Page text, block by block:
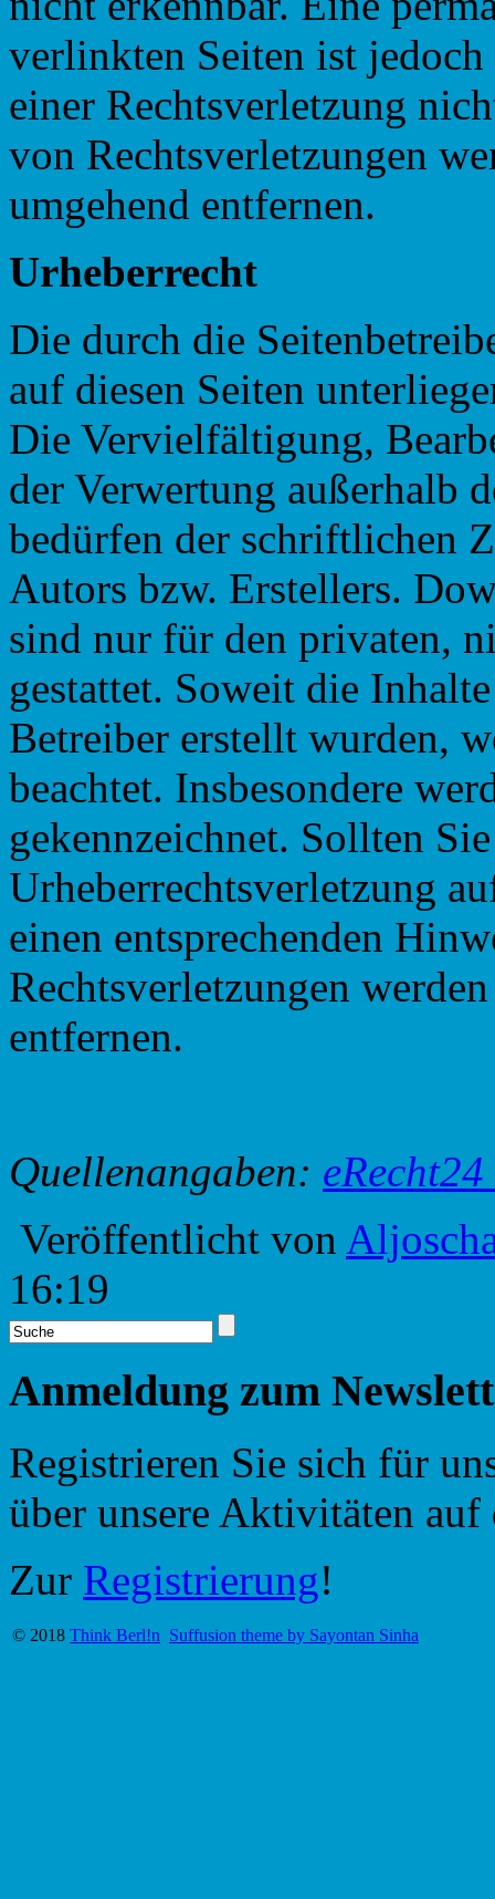
verlinkten Seiten ist
einer Rechtsverletzung
von Rechtsverletzungen
umgehend entfernen.
Urheberrecht
Die durch die
auf diesen Seiten
Die Vervielfältigung,
der Verwertung außerhalb
bedürfen der schriftlichen
Autors bzw. Erstellers.
sind nur für den privaten,
gestattet. Soweit die
Betreiber erstellt wurden,
beachtet. Insbesondere
gekennzeichnet. Sollten
Urheberrechtsverletzung
einen entsprechenden
Rechtsverletzungen
entfernen.
Quellenangaben:
Veröffentlicht von
16:19
Anmeldung zum
Registrieren Sie sich für
über unsere Aktivitäten
Zur Registrierung!
© 2018 Think Berl!n Suffusion theme by Sayontan Sinha